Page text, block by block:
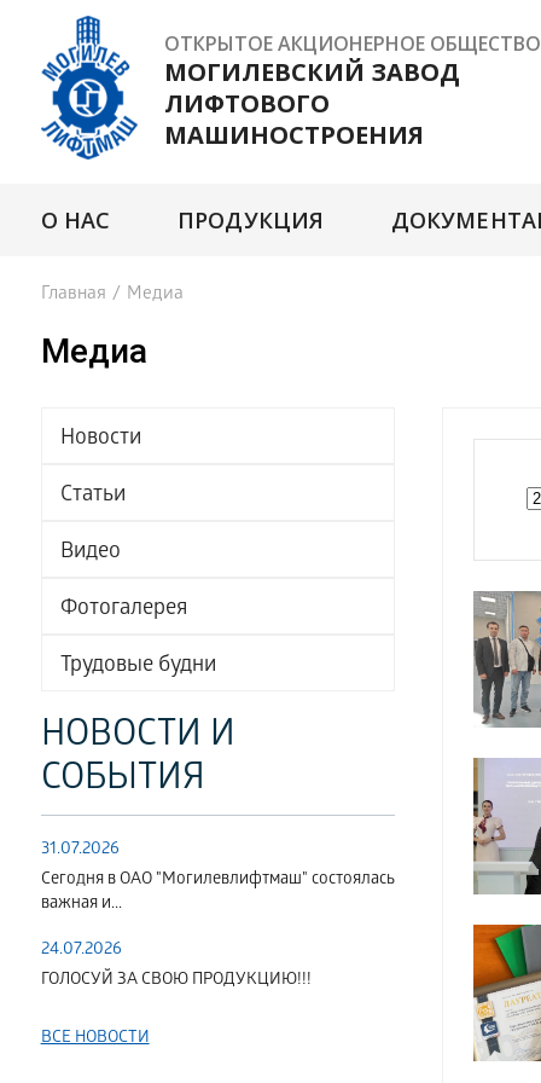
ОТКРЫТОЕ АКЦИОНЕРНОЕ ОБЩЕСТВО
МОГИЛЕВСКИЙ ЗАВОД
ЛИФТОВОГО
МАШИНОСТРОЕНИЯ
О НАС ПРОДУКЦИЯ
Главная / Медиа
Медиа
Новости
Статьи
Видео
Фотогалерея
Трудовые будни
НОВОСТИ И
СОБЫТИЯ
31.07.2026
Сегодня в ОАО "Могилевлифтмаш" состоялась
важная и...
24.07.2026
ГОЛОСУЙ ЗА СВОЮ ПРОДУКЦИЮ!!!
ВСЕ НОВОСТИ